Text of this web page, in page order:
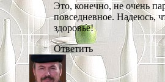
Это, конечно, не очень
повседневное. Надеюсь,
здоровье!
Ответить